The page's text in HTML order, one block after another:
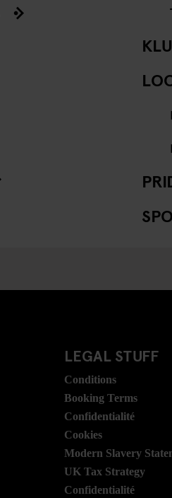
LEGAL STUFF
Conditions
Booking Terms
Confidentialité
Cookies
Modern Slavery
UK Tax Strategy
Confidentialité